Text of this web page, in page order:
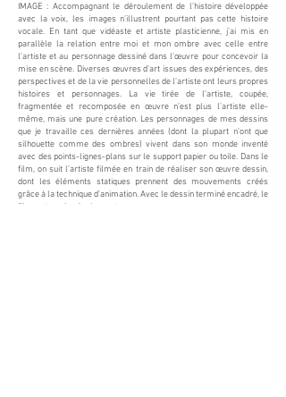
IMAGE : Accompagnant le déroulement de l’histoire développée
avec la voix, les images n’illustrent pourtant pas cette histoire
vocale. En tant que vidéaste et artiste plasticienne, j’ai mis en
parallèle la relation entre moi et mon ombre avec celle entre
l’artiste et au personnage dessiné dans l’œuvre pour concevoir la
mise en scène. Diverses œuvres d’art issues des expériences, des
perspectives et de la vie personnelles de l’artiste ont leurs propres
histoires et personnages. La vie tirée de l’artiste, coupée,
fragmentée et recomposée en œuvre n’est plus l’artiste elle-
même, mais une pure création. Les personnages de mes dessins
que je travaille ces dernières années (dont la plupart n’ont que
silhouette comme des ombres) vivent dans son monde inventé
avec des points-lignes-plans sur le support papier ou toile. Dans le
film, on suit l’artiste filmée en train de réaliser son œuvre dessin,
dont les éléments statiques prennent des mouvements créés
grâce à la technique d’animation. Avec le dessin terminé encadré, le
film se termine également.